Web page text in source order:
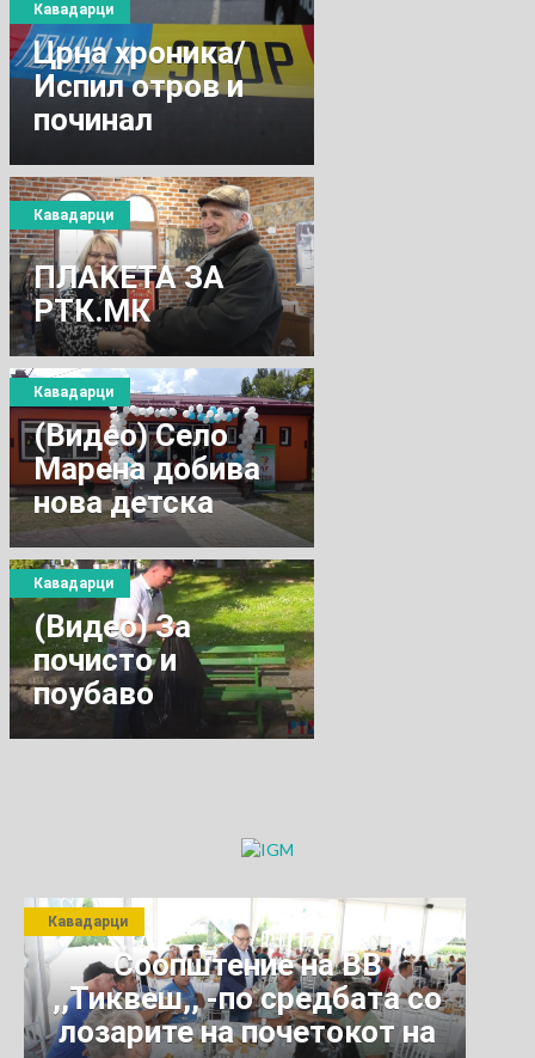
Црна хроника/
Испил отров и
починал
Кавадарци
ПЛАKЕТА ЗА
РТК.МК
Кавадарци
(Видео) Село
Марена добива
нова детска
градинка
Кавадарци
(Видео) За
почисто и
поубаво
Кавадарци
Кавадарци
Соопштение на ВВ
,,Тиквеш,, -по средбата со
лозарите на почетокот на
Кавадарци